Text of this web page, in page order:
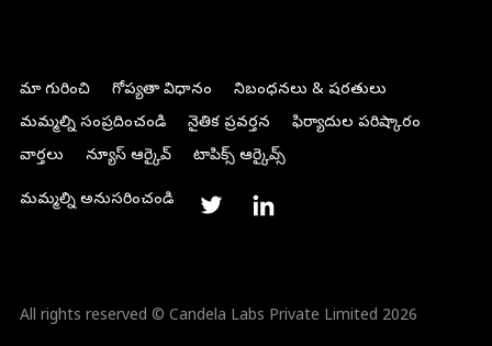
మా గురించి గోప్యతా విధానం
నిబంధనలు & షరతులు
మమ్మల్ని సంప్రదించండి
నైతిక ప్రవర్తన
ఫిర్యాదుల పరిష్కారం
వార్తలు
న్యూస్ ఆర్కైవ్ టాపిక్స్ ఆర్కైవ్స్
మమ్మల్ని అనుసరించండి
All rights reserved © Candela Labs Private Limited 2026